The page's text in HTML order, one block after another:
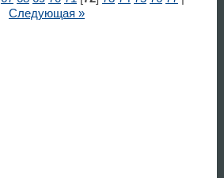
Следующая »